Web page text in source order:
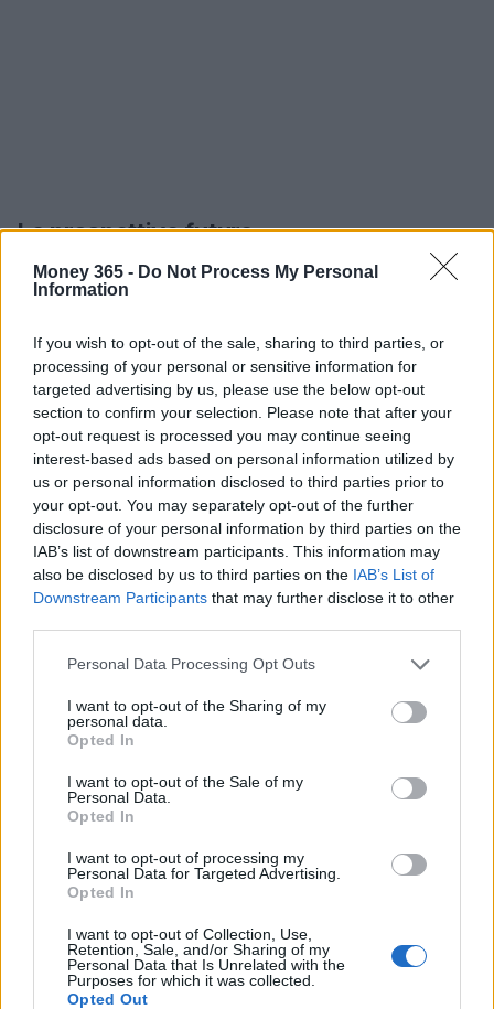
Money 365 - Do Not Process My Personal
Information
If you wish to opt-out of the sale, sharing to third parties, or
processing of your personal or sensitive information for
targeted advertising by us, please use the below opt-out
section to confirm your selection. Please note that after your
opt-out request is processed you may continue seeing
interest-based ads based on personal information utilized by
us or personal information disclosed to third parties prior to
your opt-out. You may separately opt-out of the further
disclosure of your personal information by third parties on the
IAB’s list of downstream participants. This information may
also be disclosed by us to third parties on the IAB’s List of
Downstream Participants that may further disclose it to other
Please note that this website/app uses one or more Google
not limited to your visit or usage behaviour. You may click to
grant or deny consent to Google and its third-party tags to
use your data for below specified purposes in below Google
consent section.
Personal Data Processing Opt Outs
I want to opt-out of the Sharing of my
personal data.
Opted In
I want to opt-out of the Sale of my
Personal Data.
Opted In
I want to opt-out of processing my
Personal Data for Targeted Advertising.
Opted In
I want to opt-out of Collection, Use,
Retention, Sale, and/or Sharing of my
Personal Data that Is Unrelated with the
Purposes for which it was collected.
Opted Out
Le prospettive future
SANA Food 2026rappresenta un’importante
promuovendo un approccio che unisce qualità ,
sostenibilitàeinnovazione. Questo evento è un
momento cruciale per chi desidera rimanere
aggiornato sulle ultime tendenze e scoprire prodotti
di eccellenza che raccontano storie di tradizione e
innovazione, contribuendo a costruire un futuro più
responsabile e consapevole.
AiAdhubMedia